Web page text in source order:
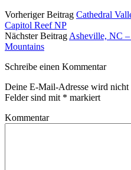
Vorheriger Beitrag Cathedral
Capitol Reef NP
Nächster Beitrag Asheville, NC
Mountains
Schreibe einen Kommentar
Deine E-Mail-Adresse wird
Felder sind mit * markiert
Kommentar